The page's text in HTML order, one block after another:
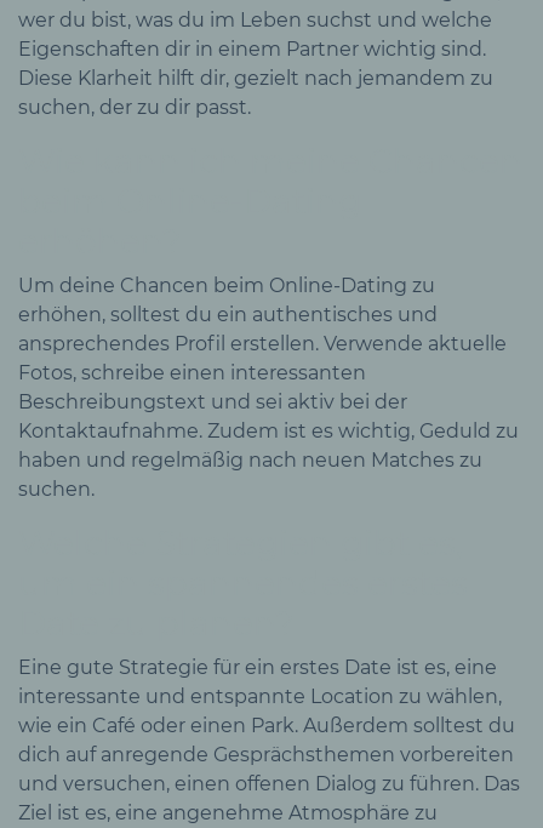
wer du bist, was du im Leben suchst und welche
Eigenschaften dir in einem Partner wichtig sind.
Diese Klarheit hilft dir, gezielt nach jemandem zu
suchen, der zu dir passt.
Um deine Chancen beim Online-Dating zu
erhöhen, solltest du ein authentisches und
ansprechendes Profil erstellen. Verwende aktuelle
Fotos, schreibe einen interessanten
Beschreibungstext und sei aktiv bei der
Kontaktaufnahme. Zudem ist es wichtig, Geduld zu
haben und regelmäßig nach neuen Matches zu
suchen.
Eine gute Strategie für ein erstes Date ist es, eine
interessante und entspannte Location zu wählen,
wie ein Café oder einen Park. Außerdem solltest du
dich auf anregende Gesprächsthemen vorbereiten
und versuchen, einen offenen Dialog zu führen. Das
Ziel ist es, eine angenehme Atmosphäre zu